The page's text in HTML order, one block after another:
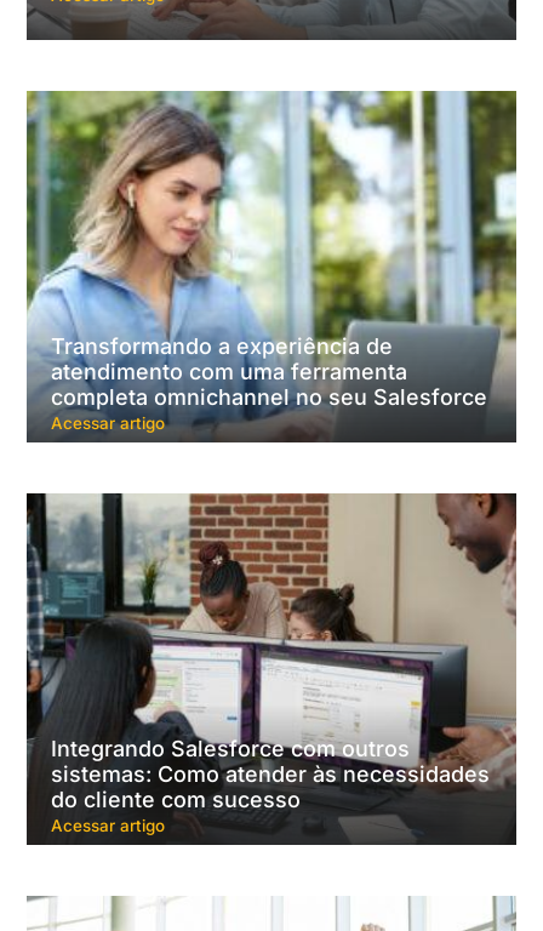
Transformando a experiência de
atendimento com uma ferramenta
completa omnichannel no seu Salesforce
Acessar artigo
Integrando Salesforce com outros
sistemas: Como atender às necessidades
do cliente com sucesso
Acessar artigo